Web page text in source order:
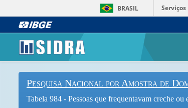
BRASIL Serviços
Pesquisa Nacional por Amostra de
Tabela 984 - Pessoas que frequentavam creche